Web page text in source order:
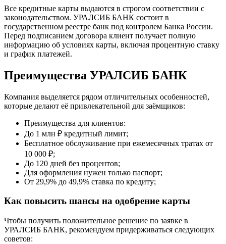
Все кредитные карты выдаются в строгом соответствии с
законодательством. УРАЛСИБ БАНК состоит в
государственном реестре банк под контролем Банка России.
Перед подписанием договора клиент получает полную
информацию об условиях карты, включая процентную ставку
и график платежей.
Преимущества УРАЛСИБ БАНК
Компания выделяется рядом отличительных особенностей,
которые делают её привлекательной для заёмщиков:
Преимущества для клиентов:
До 1 млн ₽ кредитный лимит;
Бесплатное обслуживание при ежемесячных тратах от
10 000 ₽;
До 120 дней без процентов;
Для оформления нужен только паспорт;
От 29,9% до 49,9% ставка по кредиту;
Как повысить шансы на одобрение карты
Чтобы получить положительное решение по заявке в
УРАЛСИБ БАНК, рекомендуем придерживаться следующих
советов: